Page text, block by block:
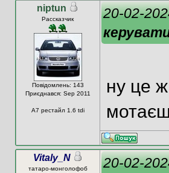
niptun
Рассказчик
Повідомлень: 143
Приєднався: Sep 2011
A7 рестайл 1.6 tdi
20-02-
ну це ж
Vitaly_N
татаро-монголофоб 20-02-